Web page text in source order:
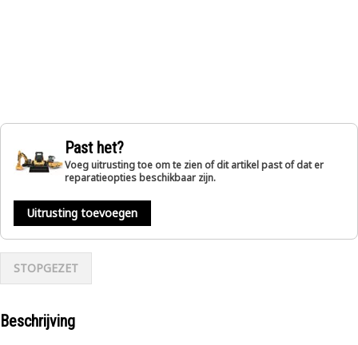
Past het?
Voeg uitrusting toe om te zien of dit artikel past of dat er
reparatieopties beschikbaar zijn.
Uitrusting toevoegen
STOPGEZET
Beschrijving